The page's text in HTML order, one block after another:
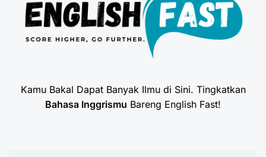
Kamu Bakal Dapat Banyak Ilmu di Sini. Tingkatkan
Bahasa Inggrismu Bareng English Fast!